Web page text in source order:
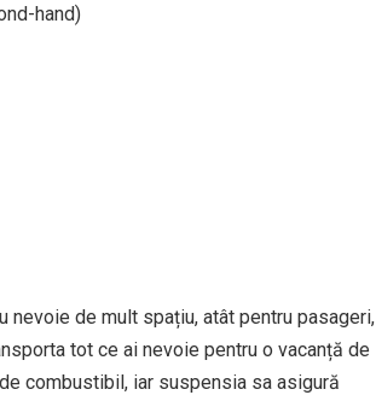
hand)
de mult spațiu, atât pentru pasageri,
tot ce ai nevoie pentru o vacanță de
combustibil, iar suspensia sa asigură